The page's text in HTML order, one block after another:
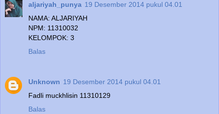
aljariyah_punya 19 Desember 2014 pukul 04.01
NAMA: ALJARIYAH
NPM: 11310032
KELOMPOK: 3
Balas
Unknown 19 Desember 2014 pukul 04.01
Fadli muckhlisin 11310129
Balas